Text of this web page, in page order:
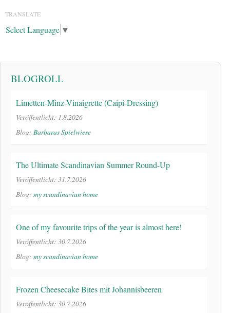
TRANSLATE
Select Language ▼
BLOGROLL
Limetten-Minz-Vinaigrette (Caipi-Dressing)
Veröffentlicht: 1.8.2026
Blog: Barbaras Spielwiese
The Ultimate Scandinavian Summer Round-Up
Veröffentlicht: 31.7.2026
Blog: my scandinavian home
One of my favourite trips of the year is almost here!
Veröffentlicht: 30.7.2026
Blog: my scandinavian home
Frozen Cheesecake Bites mit Johannisbeeren
Veröffentlicht: 30.7.2026